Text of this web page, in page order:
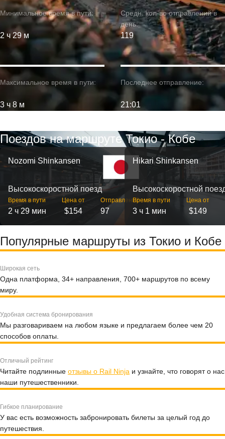
Минимальное время в пути:
2 ч 29 м
Максимальное время в пути:
3 ч 8 м
Средн. кол-во отправлений в
день:
119
Последнее отправление:
21:01
Поездов на маршруте Токио - Кобе
Nozomi Shinkansen
Высокоскоростной поезд
Время в пути
2 ч 29 мин
Цена от
$154
Отправлений
97
Hikari Shinkansen
Высокоскоростной
Время в пути
3 ч 1 мин
Цена от
$149
Популярные маршруты из Токио и Кобе
Широкая сеть
Одна платформа, 34+ направления, 700+ маршрутов по всему
миру.
Удобная система бронирования
Мы разговариваем на любом языке и предлагаем более чем 20
способов оплаты.
Отличный рейтинг
Читайте подлинные отзывы о Rail Ninja и узнайте, что говорят о нас
наши путешественники.
Гибкое планирование
У вас есть возможность забронировать билеты за целый год до
путешествия.